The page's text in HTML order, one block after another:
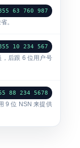
63 760 987
。
10 234 567
后跟 6 位用户号
88 234 5678
9 位 NSN 来提供